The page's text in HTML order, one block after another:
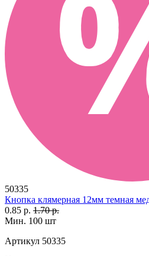
50335
Кнопка клямерная 12мм темная
0.85 р. 1.70 р.
Мин. 100 шт
Артикул 50335